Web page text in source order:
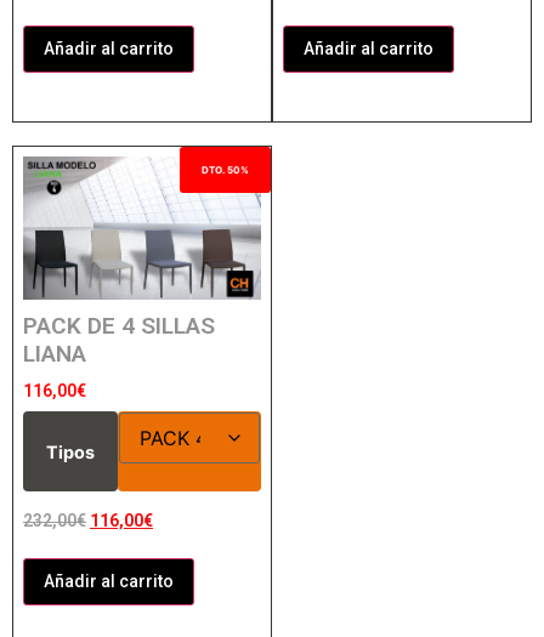
Añadir al carrito Añadir al carrito
DTO. 50%
PACK DE 4 SILLAS
LIANA
116,00€
Tipos
232,00€ 116,00€
Añadir al carrito